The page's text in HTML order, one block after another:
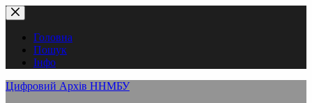
Перейти
до
вмістуГоловна
Пошук
Інфо
Цифровий Архів ННМБУ